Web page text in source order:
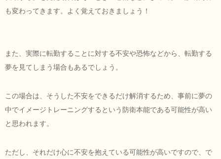
も変わってきます。よく覚えておきましょう！
また、実際に転勤することに対する不安や恐怖などから、転勤する
夢を見てしまう場合もあるでしょう。
この場合は、そうした不安をできるだけ解消するため、事前に夢の
中でイメージトレーニングするという防衛本能である可能性が高い
と思われます。
ただし、それだけ心に不安を抱えている可能性が高いですので、で